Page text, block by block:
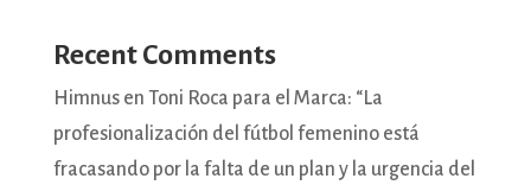
Recent Comments
Himnusen Toni Roca para el Marca: “La
profesionalización del fútbol femenino está
fracasando por la falta de un plan y la urgencia del